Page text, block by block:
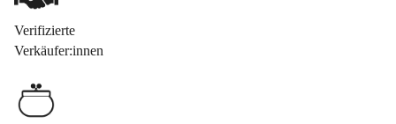
Verifizierte
Verkäufer:innen